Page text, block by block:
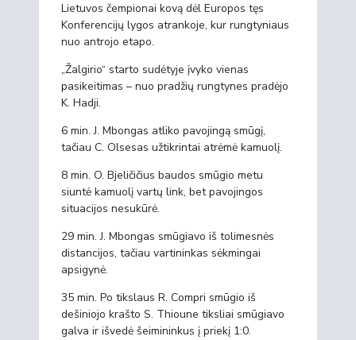
Lietuvos čempionai kovą dėl Europos tęs
Konferencijų lygos atrankoje, kur rungtyniaus
nuo antrojo etapo.
„Žalgirio“ starto sudėtyje įvyko vienas
pasikeitimas – nuo pradžių rungtynes pradėjo
K. Hadji.
6 min. J. Mbongas atliko pavojingą smūgį,
tačiau C. Olsesas užtikrintai atrėmė kamuolį.
8 min. O. Bjeličičius baudos smūgio metu
siuntė kamuolį vartų link, bet pavojingos
situacijos nesukūrė.
29 min. J. Mbongas smūgiavo iš tolimesnės
distancijos, tačiau vartininkas sėkmingai
apsigynė.
35 min. Po tikslaus R. Compri smūgio iš
dešiniojo krašto S. Thioune tiksliai smūgiavo
galva ir išvedė šeimininkus į priekį 1:0.